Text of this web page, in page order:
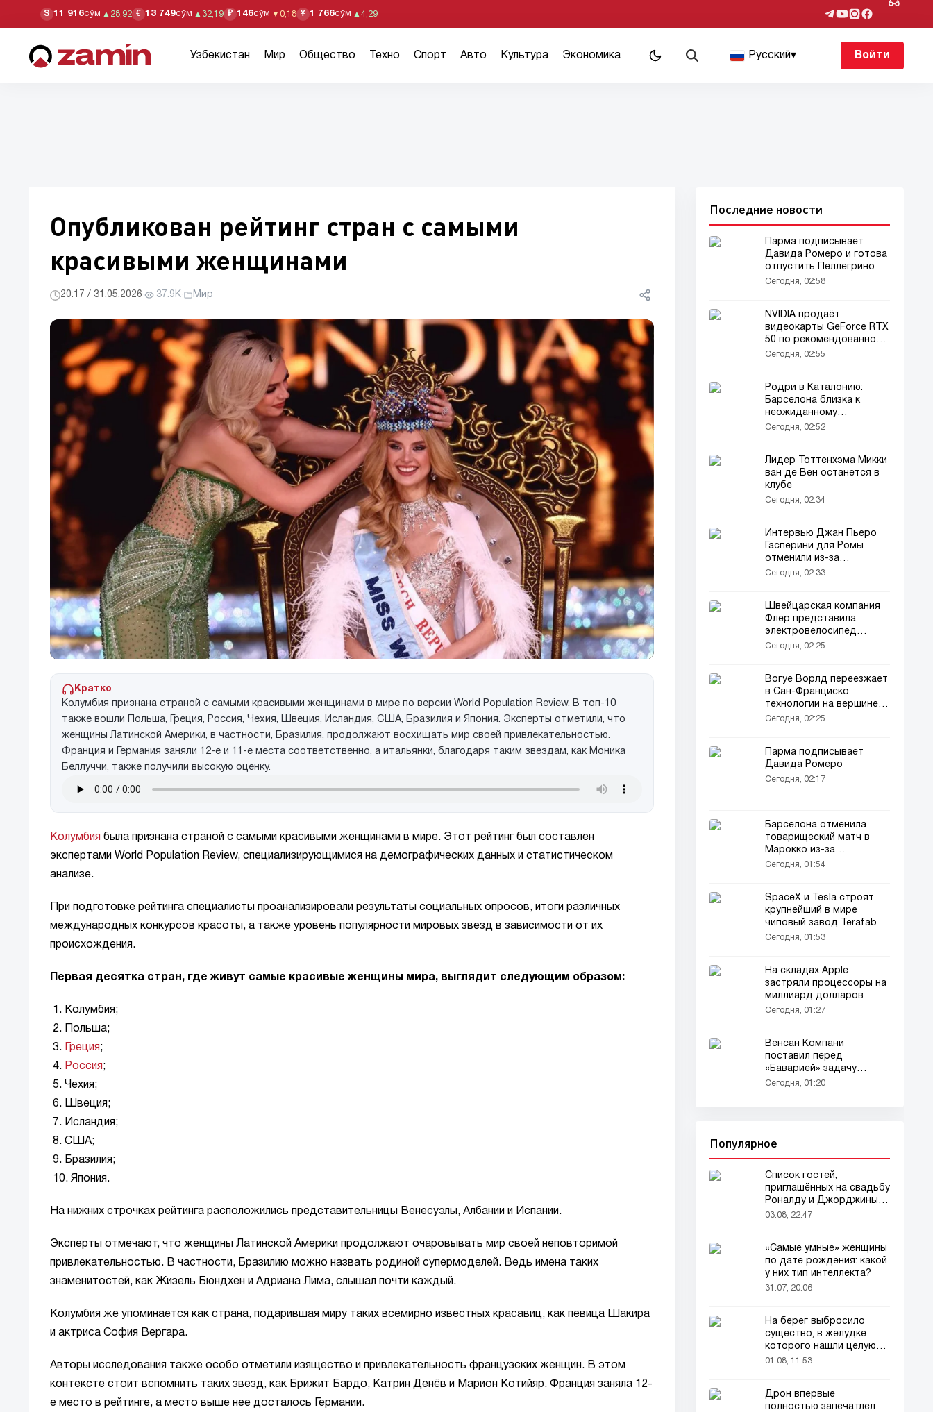
$ 11 916сўм ▲ 28,92 € 13 749сўм ▲ 32,19 ₽ 146сўм ▼ 0,18 ¥ 1 766сўм ▲ 4,29
Узбекистан Мир Общество Техно Спорт Авто Культура Экономика Русский▾ Войти
Опубликован рейтинг стран с самыми
красивыми женщинами
20:17 / 31.05.2026· 37.9K· Мир
Кратко
Колумбия признана страной с самыми красивыми женщинами в мире по версии World Population Review. В топ-10
также вошли Польша, Греция, Россия, Чехия, Швеция, Исландия, США, Бразилия и Япония. Эксперты отметили, что
женщины Латинской Америки, в частности, Бразилия, продолжают восхищать мир своей привлекательностью.
Франция и Германия заняли 12-е и 11-е места соответственно, а итальянки, благодаря таким звездам, как Моника
Беллуччи, также получили высокую оценку.
Колумбия была признана страной с самыми красивыми женщинами в мире. Этот рейтинг был составлен
экспертами World Population Review, специализирующимися на демографических данных и статистическом
анализе.
При подготовке рейтинга специалисты проанализировали результаты социальных опросов, итоги различных
международных конкурсов красоты, а также уровень популярности мировых звезд в зависимости от их
происхождения.
Первая десятка стран, где живут самые красивые женщины мира, выглядит следующим образом:
1. Колумбия;
2. Польша;
3.
Греция;
4. Россия;
5. Чехия;
6. Швеция;
7. Исландия;
8. США;
9. Бразилия;
10. Япония.
На нижних строчках рейтинга расположились представительницы Венесуэлы, Албании и Испании.
Эксперты отмечают, что женщины Латинской Америки продолжают очаровывать мир своей неповторимой
привлекательностью. В частности, Бразилию можно назвать родиной супермоделей. Ведь имена таких
знаменитостей, как Жизель Бюндхен и Адриана Лима, слышал почти каждый.
Колумбия же упоминается как страна, подарившая миру таких всемирно известных красавиц, как певица Шакира
и актриса София Вергара.
Авторы исследования также особо отметили изящество и привлекательность французских женщин. В этом
контексте стоит вспомнить таких звезд, как Брижит Бардо, Катрин Денёв и Марион Котийяр. Франция заняла 12-
е место в рейтинге, а место выше нее досталось Германии.
Последние новости
Парма подписывает
Давида Ромеро и готова
отпустить Пеллегрино
Сегодня, 02:58
NVIDIA продаёт
видеокарты GeForce RTX
50 по рекомендованной
цене на КуакеКон
Сегодня, 02:55
Родри в Каталонию:
Барселона близка к
неожиданному
трансферу
Сегодня, 02:52
Лидер Тоттенхэма Микки
ван де Вен останется в
клубе
Сегодня, 02:34
Интервью Джан Пьеро
Гасперини для Ромы
отменили из-за
трансферов
Сегодня, 02:33
Швейцарская компания
Флер представила
электровелосипед
нового типа
Сегодня, 02:25
Вогуе Ворлд переезжает
в Сан-Франциско:
технологии на вершине
мира моды
Сегодня, 02:25
Парма подписывает
Давида Ромеро
Сегодня, 02:17
Барселона отменила
товарищеский матч в
Марокко из-за
соображений
Сегодня, 01:54
SpaceX и Tesla строят
крупнейший в мире
чиповый завод Terafab
Сегодня, 01:53
На складах Apple
застряли процессоры на
миллиард долларов
Сегодня, 01:27
Венсан Компани
поставил перед
«Баварией» задачу
выиграть исторический
Сегодня, 01:20
Популярное
Список гостей,
приглашённых на свадьбу
Роналду и Джорджины,
вызвал ажиотаж
03.08, 22:47
«Самые умные» женщины
по дате рождения: какой
у них тип интеллекта?
31.07, 20:06
На берег выбросило
существо, в желудке
которого нашли целую
добычу
01.08, 11:53
Дрон впервые
полностью запечатлел